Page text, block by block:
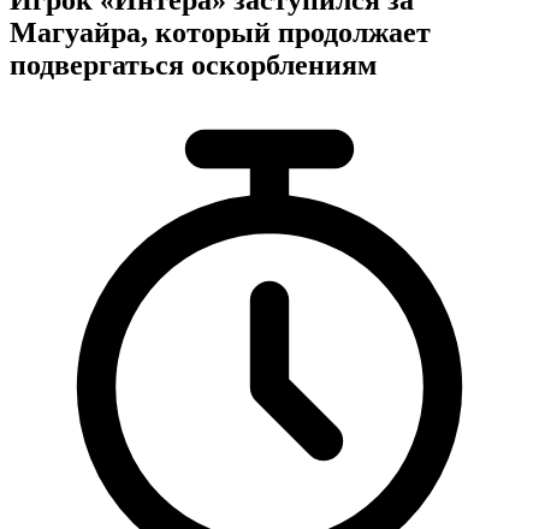
Магуайра, который продолжает
подвергаться оскорблениям